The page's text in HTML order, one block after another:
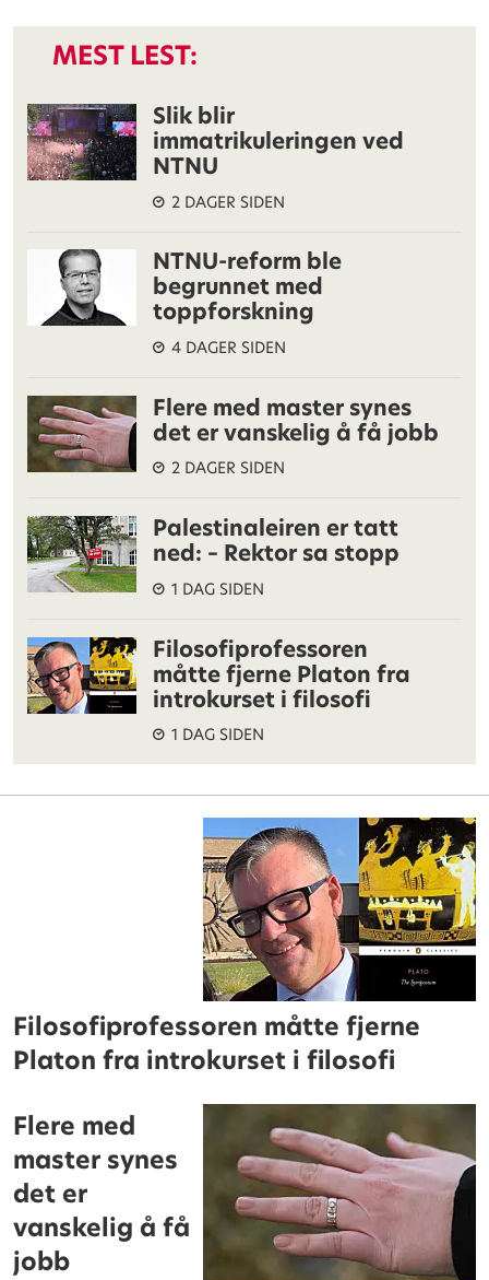
MEST LEST:
Slik blir
immatrikuleringen ved
NTNU
2 DAGER SIDEN
NTNU-reform ble
begrunnet med
toppforskning
4 DAGER SIDEN
Flere med master synes
det er vanskelig å få jobb
2 DAGER SIDEN
Palestinaleiren er tatt
ned: – Rektor sa stopp
1 DAG SIDEN
Filosofiprofessoren
måtte fjerne Platon fra
introkurset i filosofi
1 DAG SIDEN
Filosofiprofessoren måtte fjerne
Platon fra introkurset i filosofi
Flere med
master synes
det er
vanskelig å få
jobb